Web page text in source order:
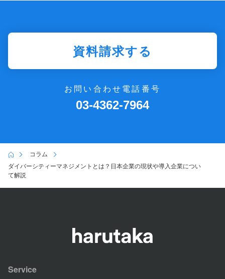
資料請求する
お問い合わせ電話番号
03-4362-7964
コラム
ダイバーシティーマネジメントとは？日本企業の現状や導入企業につい
て解説
Service